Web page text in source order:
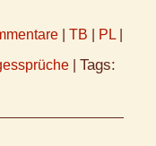
TB PL
Tags: